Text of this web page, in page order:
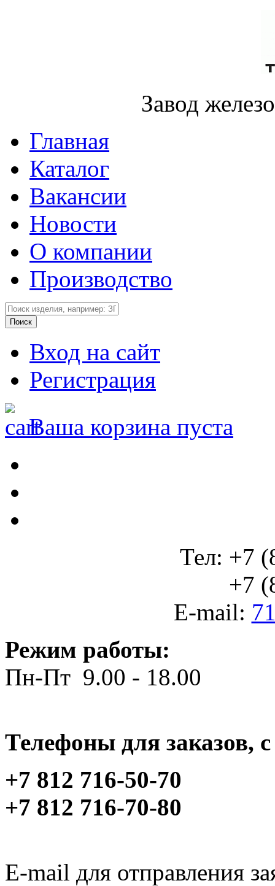
Завод
Главная
Каталог
Вакансии
Новости
О компании
Производство
Вход на сайт
Регистрация
Ваша корзина пуста
Тел: +7
+7
E-mail:
Режим работы:
Пн-Пт 9.00 - 18.00
Телефоны для заказов,
+7 812 716-50-70
+7 812 716-70-80
E-mail для отправления